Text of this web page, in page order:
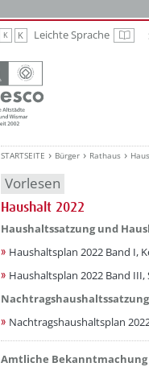
K K Leichte Sprache
STARTSEITE Bürger Rathaus
Vorlesen
Haushalt 2022
??? absaetzeOben[1]/
Haushaltssatzung und
Haushaltsplan 2022 Band I,
Haushaltsplan 2022 Band
Nachtragshaushaltsplan
??? absaetzeOben[2]/
Amtliche Bekanntmachung